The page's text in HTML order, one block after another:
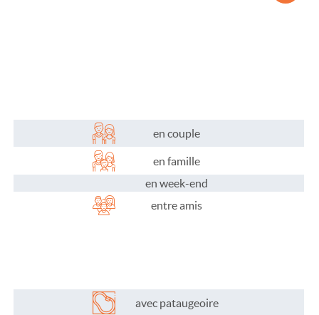
Les infos pratiques
en couple
en famille
en week-end
entre amis
avec pataugeoire